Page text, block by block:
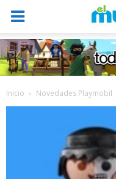
Inicio Novedades Playmobil